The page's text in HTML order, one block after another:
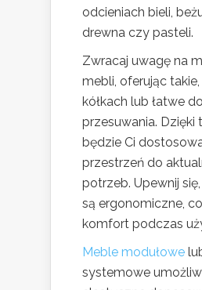
odcieniach bieli,
drewna czy pasteli.
Zwracaj uwagę na
mebli, oferując
kółkach lub łatwe do
przesuwania. Dzięki
będzie Ci
przestrzeń do
potrzeb. Upewnij
są ergonomiczne,
komfort podczas
Meble modułowe
systemowe